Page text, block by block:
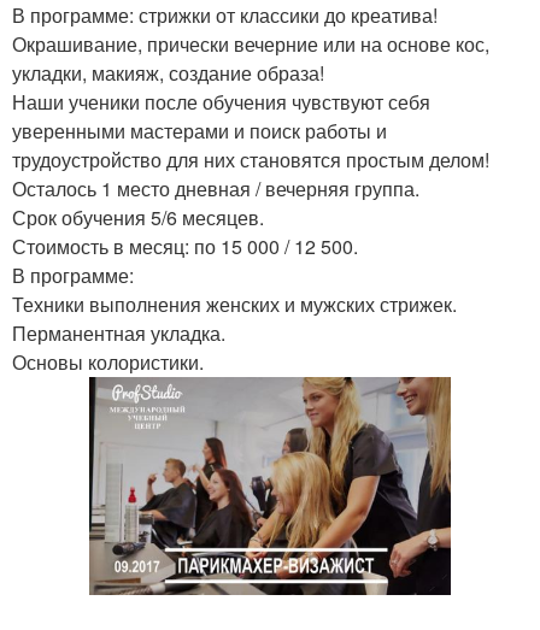
В программе: стрижки от классики до креатива!
Окрашивание, прически вечерние или на основе кос,
укладки, макияж, создание образа!
Наши ученики после обучения чувствуют себя
уверенными мастерами и поиск работы и
трудоустройство для них становятся простым делом!
Осталось 1 место дневная / вечерняя группа.
Срок обучения 5/6 месяцев.
Стоимость в месяц: по 15 000 / 12 500.
В программе:
Техники выполнения женских и мужских стрижек.
Перманентная укладка.
Основы колористики.